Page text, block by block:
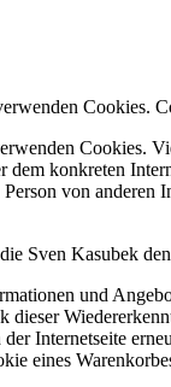
Cookies.
Cookies.
dem konkreten
von anderen
Sven Kasubek
und
dieser
Internetseite
eines